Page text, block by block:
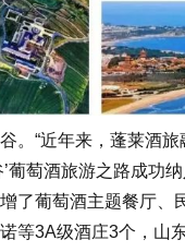
“近年来，蓬莱酒旅
’葡萄酒旅游之路成功
了葡萄酒主题餐厅、
等3A级酒庄3个，山